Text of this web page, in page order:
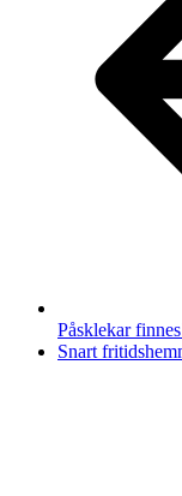
Påsklekar
Snart